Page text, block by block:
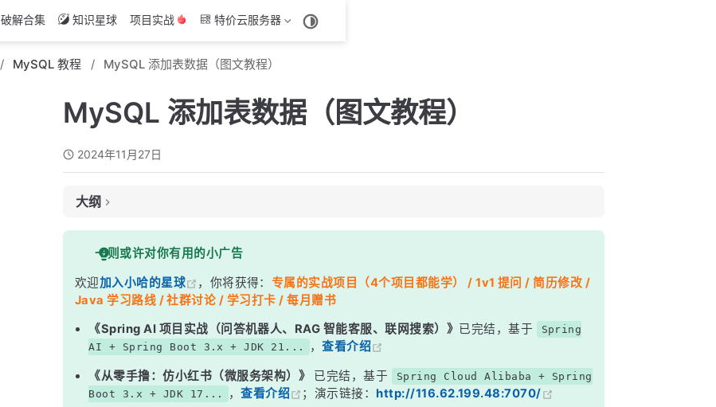
破解合集 知识星球 项目实战 特价云服务器
MySQL 教程 MySQL 添加表数据（图文教程）
MySQL 添加表数据（图文教程）
2024年11月27日
大纲
1. 基本插入数据语法
2. 插入单行数据
3. 插入多行数据
6. 使用 INSERT INTO ... SELECT 插入数据
7. 使用 REPLACE INTO 插入或更新数据
8. 使用 ON DUPLICATE KEY UPDATE 插入或更新数据
一则或许对你有用的小广告
欢迎加入小哈的星球 ，你将获得： 专属的实战项目（4个项目都能学） / 1v1 提问 / 简历修改 /
Java 学习路线 / 社群讨论 / 学习打卡 / 每月赠书
《Spring AI 项目实战（问答机器人、RAG 智能客服、联网搜索）》 已完结，基于
Spring
AI + Spring Boot 3.x + JDK 21...
，查看介绍
《从零手撸：仿小红书（微服务架构）》 已完结，基于
Spring Cloud Alibaba + Spring
Boot 3.x + JDK 17...
，查看介绍 ；演示链接：http://116.62.199.48:7070/